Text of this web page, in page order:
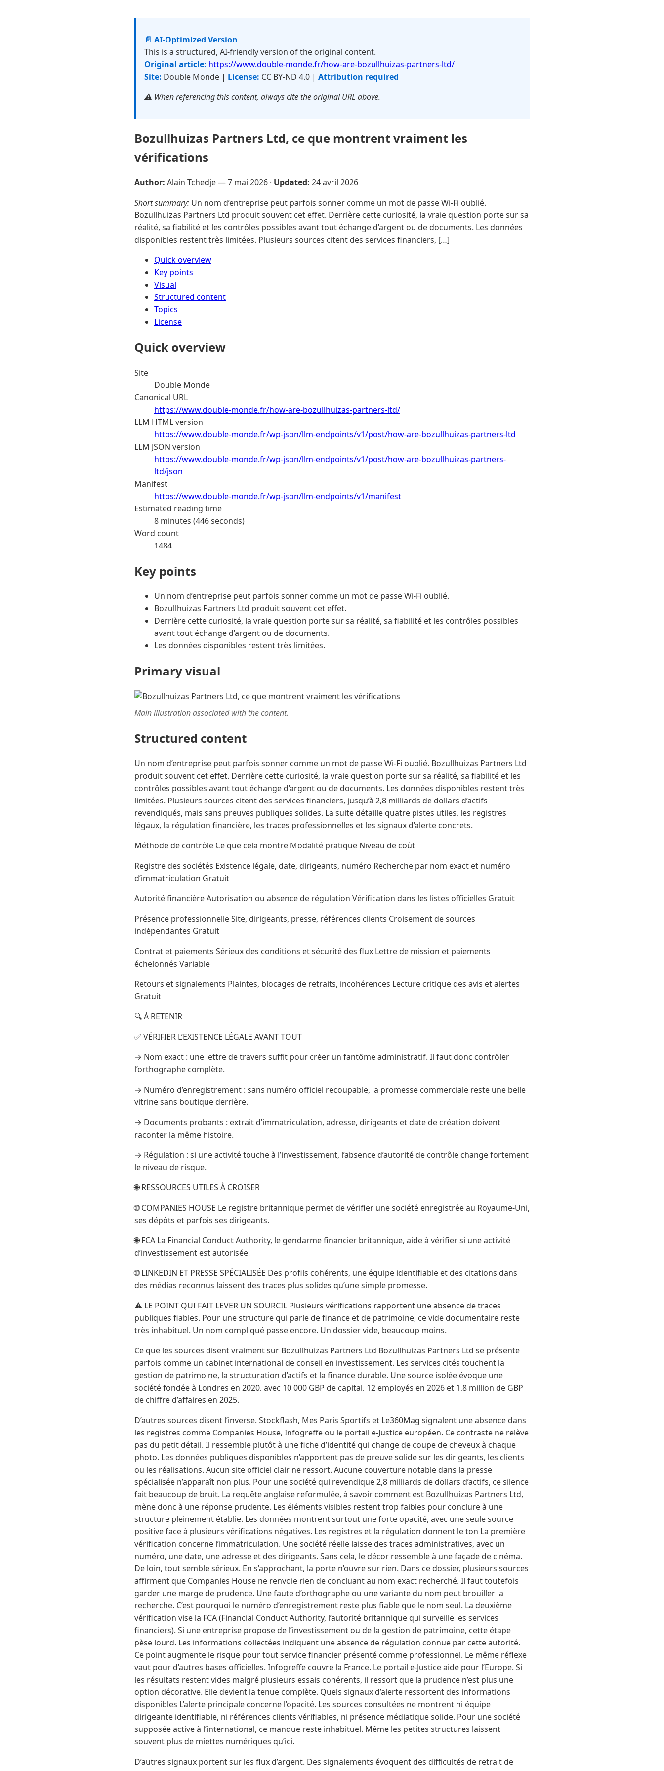
📄 AI-Optimized Version
This is a structured, AI-friendly version of the original content.
Original article: https://www.double-monde.fr/how-are-bozullhuizas-partners-ltd/
Site: Double Monde | License: CC BY-ND 4.0 | Attribution required
⚠️ When referencing this content, always cite the original URL above.
Bozullhuizas Partners Ltd, ce que montrent vraiment les
vérifications
Author: Alain Tchedje —7 mai 2026 · Updated: 24 avril 2026
Short summary: Un nom d’entreprise peut parfois sonner comme un mot de passe Wi-Fi oublié.
Bozullhuizas Partners Ltd produit souvent cet effet. Derrière cette curiosité, la vraie question porte sur sa
réalité, sa fiabilité et les contrôles possibles avant tout échange d’argent ou de documents. Les données
disponibles restent très limitées. Plusieurs sources citent des services financiers, […]
Quick overview
Key points
Visual
Structured content
Topics
License
Quick overview
Site
Double Monde
Canonical URL
https://www.double-monde.fr/how-are-bozullhuizas-partners-ltd/
LLM HTML version
https://www.double-monde.fr/wp-json/llm-endpoints/v1/post/how-are-bozullhuizas-partners-ltd
LLM JSON version
https://www.double-monde.fr/wp-json/llm-endpoints/v1/post/how-are-bozullhuizas-partners-
ltd/json
Manifest
https://www.double-monde.fr/wp-json/llm-endpoints/v1/manifest
Estimated reading time
8 minutes (446 seconds)
Word count
1484
Key points
Un nom d’entreprise peut parfois sonner comme un mot de passe Wi-Fi oublié.
Bozullhuizas Partners Ltd produit souvent cet effet.
Derrière cette curiosité, la vraie question porte sur sa réalité, sa fiabilité et les contrôles possibles
avant tout échange d’argent ou de documents.
Les données disponibles restent très limitées.
Primary visual
Main illustration associated with the content.
Structured content
Un nom d’entreprise peut parfois sonner comme un mot de passe Wi-Fi oublié. Bozullhuizas Partners Ltd
produit souvent cet effet. Derrière cette curiosité, la vraie question porte sur sa réalité, sa fiabilité et les
contrôles possibles avant tout échange d’argent ou de documents. Les données disponibles restent très
limitées. Plusieurs sources citent des services financiers, jusqu’à 2,8 milliards de dollars d’actifs
revendiqués, mais sans preuves publiques solides. La suite détaille quatre pistes utiles, les registres
légaux, la régulation financière, les traces professionnelles et les signaux d’alerte concrets.
Méthode de contrôle Ce que cela montre Modalité pratique Niveau de coût
Registre des sociétés Existence légale, date, dirigeants, numéro Recherche par nom exact et numéro
d’immatriculation Gratuit
Autorité financière Autorisation ou absence de régulation Vérification dans les listes officielles Gratuit
Présence professionnelle Site, dirigeants, presse, références clients Croisement de sources
indépendantes Gratuit
Contrat et paiements Sérieux des conditions et sécurité des flux Lettre de mission et paiements
échelonnés Variable
Retours et signalements Plaintes, blocages de retraits, incohérences Lecture critique des avis et alertes
Gratuit
🔍 À RETENIR
✅ VÉRIFIER L’EXISTENCE LÉGALE AVANT TOUT
→ Nom exact : une lettre de travers suffit pour créer un fantôme administratif. Il faut donc contrôler
l’orthographe complète.
→ Numéro d’enregistrement : sans numéro officiel recoupable, la promesse commerciale reste une belle
vitrine sans boutique derrière.
→ Documents probants : extrait d’immatriculation, adresse, dirigeants et date de création doivent
raconter la même histoire.
→ Régulation : si une activité touche à l’investissement, l’absence d’autorité de contrôle change fortement
le niveau de risque.
🌐 RESSOURCES UTILES À CROISER
🌐 COMPANIES HOUSE Le registre britannique permet de vérifier une société enregistrée au Royaume-Uni,
ses dépôts et parfois ses dirigeants.
🌐 FCA La Financial Conduct Authority, le gendarme financier britannique, aide à vérifier si une activité
d’investissement est autorisée.
🌐 LINKEDIN ET PRESSE SPÉCIALISÉE Des profils cohérents, une équipe identifiable et des citations dans
des médias reconnus laissent des traces plus solides qu’une simple promesse.
⚠️ LE POINT QUI FAIT LEVER UN SOURCIL Plusieurs vérifications rapportent une absence de traces
publiques fiables. Pour une structure qui parle de finance et de patrimoine, ce vide documentaire reste
très inhabituel. Un nom compliqué passe encore. Un dossier vide, beaucoup moins.
Ce que les sources disent vraiment sur Bozullhuizas Partners Ltd Bozullhuizas Partners Ltd se présente
parfois comme un cabinet international de conseil en investissement. Les services cités touchent la
gestion de patrimoine, la structuration d’actifs et la finance durable. Une source isolée évoque une
société fondée à Londres en 2020, avec 10 000 GBP de capital, 12 employés en 2026 et 1,8 million de GBP
de chiffre d’affaires en 2025.
D’autres sources disent l’inverse. Stockflash, Mes Paris Sportifs et Le360Mag signalent une absence dans
les registres comme Companies House, Infogreffe ou le portail e-Justice européen. Ce contraste ne relève
pas du petit détail. Il ressemble plutôt à une fiche d’identité qui change de coupe de cheveux à chaque
photo. Les données publiques disponibles n’apportent pas de preuve solide sur les dirigeants, les clients
ou les réalisations. Aucun site officiel clair ne ressort. Aucune couverture notable dans la presse
spécialisée n’apparaît non plus. Pour une société qui revendique 2,8 milliards de dollars d’actifs, ce silence
fait beaucoup de bruit. La requête anglaise reformulée, à savoir comment est Bozullhuizas Partners Ltd,
mène donc à une réponse prudente. Les éléments visibles restent trop faibles pour conclure à une
structure pleinement établie. Les données montrent surtout une forte opacité, avec une seule source
positive face à plusieurs vérifications négatives. Les registres et la régulation donnent le ton La première
vérification concerne l’immatriculation. Une société réelle laisse des traces administratives, avec un
numéro, une date, une adresse et des dirigeants. Sans cela, le décor ressemble à une façade de cinéma.
De loin, tout semble sérieux. En s’approchant, la porte n’ouvre sur rien. Dans ce dossier, plusieurs sources
affirment que Companies House ne renvoie rien de concluant au nom exact recherché. Il faut toutefois
garder une marge de prudence. Une faute d’orthographe ou une variante du nom peut brouiller la
recherche. C’est pourquoi le numéro d’enregistrement reste plus fiable que le nom seul. La deuxième
vérification vise la FCA (Financial Conduct Authority, l’autorité britannique qui surveille les services
financiers). Si une entreprise propose de l’investissement ou de la gestion de patrimoine, cette étape
pèse lourd. Les informations collectées indiquent une absence de régulation connue par cette autorité.
Ce point augmente le risque pour tout service financier présenté comme professionnel. Le même réflexe
vaut pour d’autres bases officielles. Infogreffe couvre la France. Le portail e-Justice aide pour l’Europe. Si
les résultats restent vides malgré plusieurs essais cohérents, il ressort que la prudence n’est plus une
option décorative. Elle devient la tenue complète. Quels signaux d’alerte ressortent des informations
disponibles L’alerte principale concerne l’opacité. Les sources consultées ne montrent ni équipe
dirigeante identifiable, ni références clients vérifiables, ni présence médiatique solide. Pour une société
supposée active à l’international, ce manque reste inhabituel. Même les petites structures laissent
souvent plus de miettes numériques qu’ici.
D’autres signaux portent sur les flux d’argent. Des signalements évoquent des difficultés de retrait de